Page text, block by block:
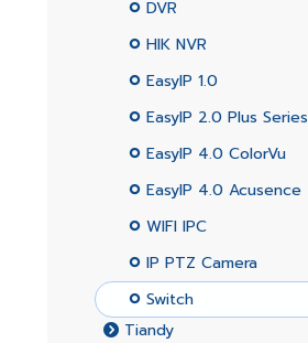
DVR
HIK NVR
EasyIP 1.0
EasyIP 2.0 Plus Series
EasyIP 4.0 ColorVu
EasyIP 4.0 Acusence
WIFI IPC
IP PTZ Camera
Switch
Tiandy